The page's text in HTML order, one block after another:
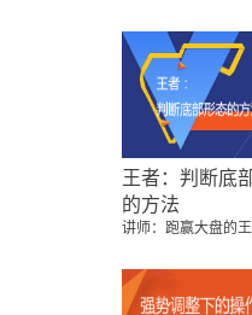
王者：判断底
的方法
讲师：跑赢大盘的